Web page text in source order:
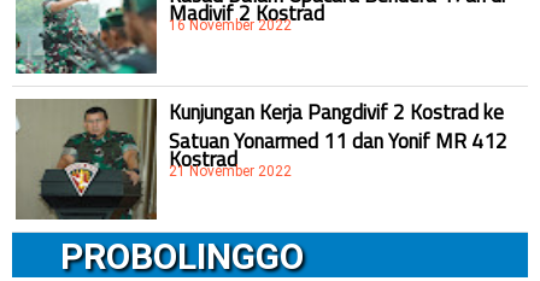
Madivif 2 Kostrad
16 November 2022
Kunjungan Kerja Pangdivif 2 Kostrad ke
Satuan Yonarmed 11 dan Yonif MR 412
Kostrad
21 November 2022
PROBOLINGGO